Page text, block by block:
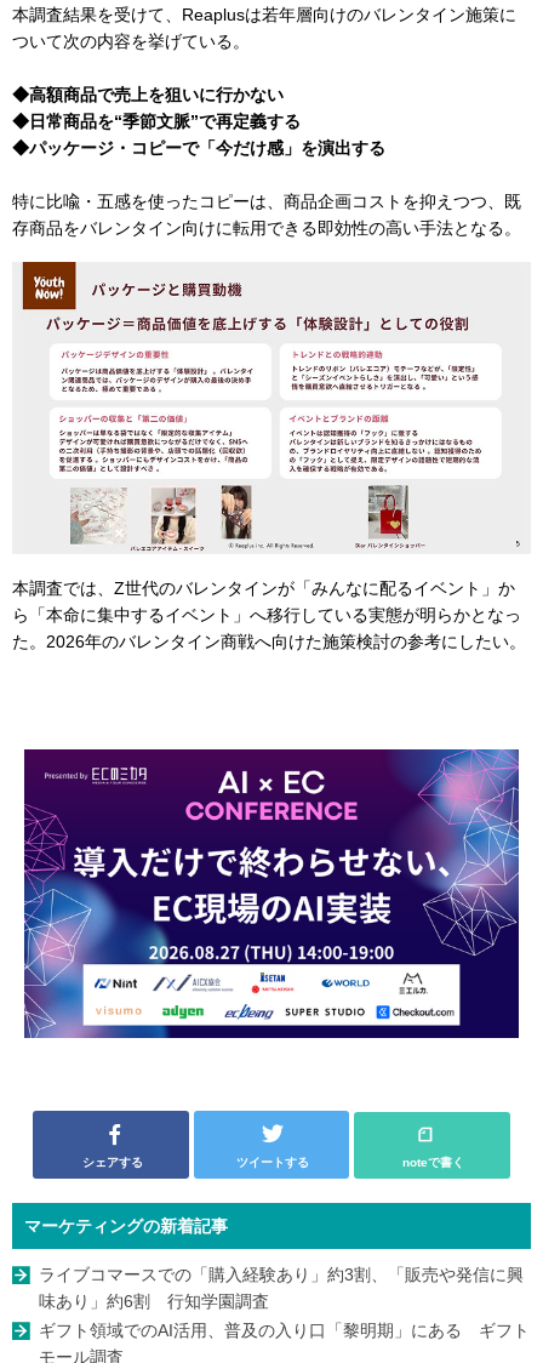
本調査結果を受けて、Reaplusは若年層向けのバレンタイン施策に
ついて次の内容を挙げている。
◆高額商品で売上を狙いに行かない
◆日常商品を“季節文脈”で再定義する
◆パッケージ・コピーで「今だけ感」を演出する
特に比喩・五感を使ったコピーは、商品企画コストを抑えつつ、既
存商品をバレンタイン向けに転用できる即効性の高い手法となる。
本調査では、Z世代のバレンタインが「みんなに配るイベント」か
ら「本命に集中するイベント」へ移行している実態が明らかとなっ
た。2026年のバレンタイン商戦へ向けた施策検討の参考にしたい。
シェアする ツイートする noteで書く
マーケティングの新着記事
ライブコマースでの「購入経験あり」約3割、「販売や発信に興
味あり」約6割 行知学園調査
ギフト領域でのAI活用、普及の入り口「黎明期」にある ギフト
モール調査